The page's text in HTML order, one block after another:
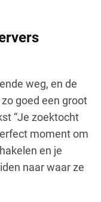
weg, en de
goed een groot
“Je zoektocht
moment om
en je
naar waar ze